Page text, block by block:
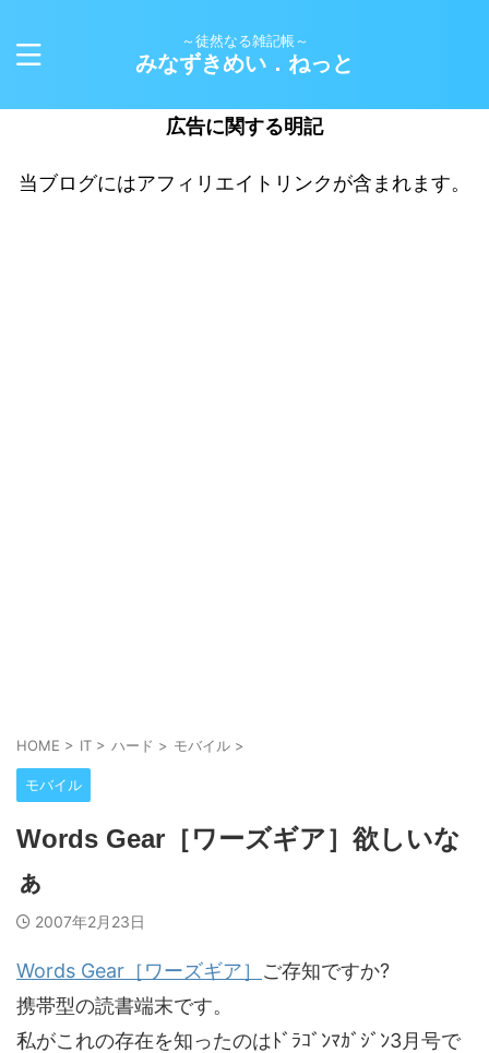
～徒然なる雑記帳～
みなずきめい．ねっと
広告に関する明記
当ブログにはアフィリエイトリンクが含まれます。
HOME > IT > ハード > モバイル >
モバイル
Words Gear［ワーズギア］欲しいな
ぁ
2007年2月23日
Words Gear［ワーズギア］ ご存知ですか?
携帯型の読書端末です。
私がこれの存在を知ったのはﾄﾞﾗｺﾞﾝﾏｶﾞｼﾞﾝ3月号で